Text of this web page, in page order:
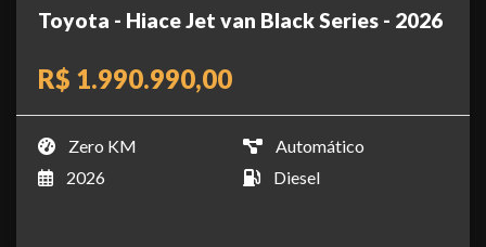
Toyota - Hiace Jet van Black Series - 2026
R$ 1.990.990,00
Zero KM
Automático
2026
Diesel